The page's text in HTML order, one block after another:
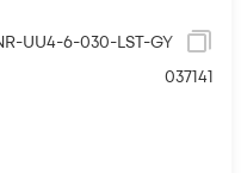
UU4-6-030-LST-GY
037141